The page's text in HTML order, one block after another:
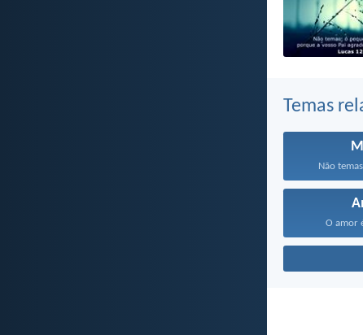
Temas
Não
O amor